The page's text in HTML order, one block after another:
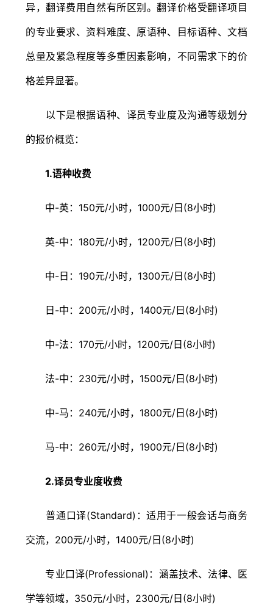
异，翻译费用自然有所区别。翻译价格受翻译项目
的专业要求、资料难度、原语种、目标语种、文档
总量及紧急程度等多重因素影响，不同需求下的价
格差异显著。
以下是根据语种、译员专业度及沟通等级划分
的报价概览：
1.语种收费
中-英：150元/小时，1000元/日(8小时)
英-中：180元/小时，1200元/日(8小时)
中-日：190元/小时，1300元/日(8小时)
日-中：200元/小时，1400元/日(8小时)
中-法：170元/小时，1200元/日(8小时)
法-中：230元/小时，1500元/日(8小时)
中-马：240元/小时，1800元/日(8小时)
马-中：260元/小时，1900元/日(8小时)
2.译员专业度收费
普通口译(Standard)：适用于一般会话与商务
交流，200元/小时，1400元/日(8小时)
专业口译(Professional)：涵盖技术、法律、医
学等领域，350元/小时，2300元/日(8小时)